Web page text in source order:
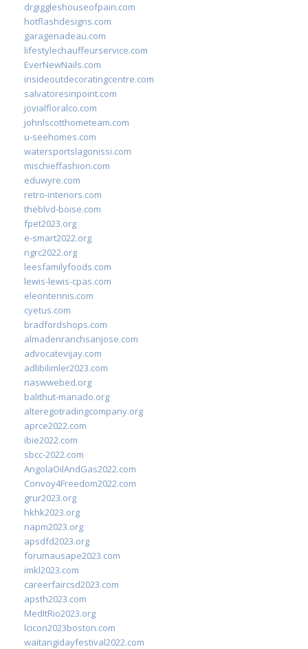
drgiggleshouseofpain.com
hotflashdesigns.com
garagenadeau.com
lifestylechauffeurservice.com
EverNewNails.com
insideoutdecoratingcentre.com
salvatoresinpoint.com
jovialfloralco.com
johnlscotthometeam.com
u-seehomes.com
watersportslagonissi.com
mischieffashion.com
eduwyre.com
retro-interiors.com
theblvd-boise.com
fpet2023.org
e-smart2022.org
ngrc2022.org
leesfamilyfoods.com
lewis-lewis-cpas.com
eleontennis.com
cyetus.com
bradfordshops.com
almadenranchsanjose.com
advocatevijay.com
adlibilimler2023.com
naswwebed.org
balithut-manado.org
alteregotradingcompany.org
aprce2022.com
ibie2022.com
sbcc-2022.com
AngolaOilAndGas2022.com
Convoy4Freedom2022.com
grur2023.org
hkhk2023.org
napm2023.org
apsdfd2023.org
forumausape2023.com
imkl2023.com
careerfaircsd2023.com
apsth2023.com
MedItRio2023.org
lcicon2023boston.com
waitangidayfestival2022.com